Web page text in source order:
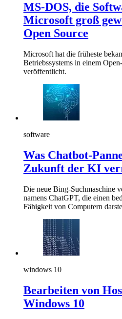
MS-DOS, die
Microsoft groß
Open Source
Microsoft hat die früheste
Betriebssystems in einem
veröffentlicht.
software
Was Chatbot-
Zukunft der KI
Die neue Bing-Suchmaschine
namens ChatGPT, die einen
Fähigkeit von Computern
windows 10
Bearbeiten von
Windows 10